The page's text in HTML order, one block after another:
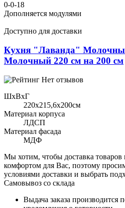
0-0-18
Дополняется модулями
Доступно для доставки
Кухня "Лаванда"
Молочный 220 см на 200 см
Нет отзывов
ШхВхГ
220x215,6х200см
Материал корпуса
ЛДСП
Материал фасада
МДФ
Мы хотим, чтобы доставка
комфортом для Вас, поэтому
условиями доставки и выбрать
Самовывоз со склада
Выдача заказа производится